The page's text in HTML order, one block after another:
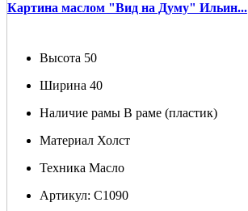
Картина маслом "Вид на Думу" Ильин...
Высота 50
Ширина 40
Наличие рамы В раме (пластик)
Материал Холст
Техника Масло
Артикул: С1090